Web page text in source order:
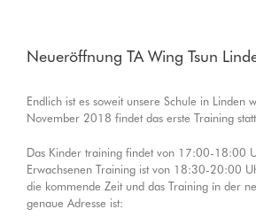
Neueröffnung TA Wing Tsun
Endlich ist es soweit unsere Schule in Linden
November 2018 findet das erste Training
Das Kinder training findet von 17:00-18:00
Erwachsenen Training ist von 18:30-20:00
die kommende Zeit und das Training ín der
genaue Adresse ist: